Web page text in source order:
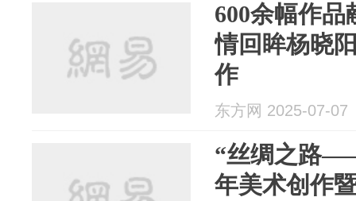
600余幅作
情回眸杨晓
作
东方网 2025-07-07
“丝绸之路
年美术创作